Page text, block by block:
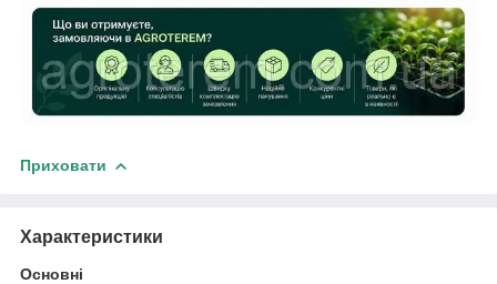
Приховати
Характеристики
Основні